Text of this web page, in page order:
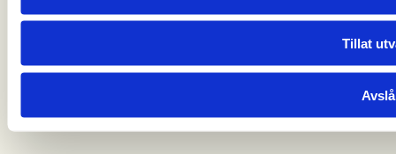
Tillat
Avslå